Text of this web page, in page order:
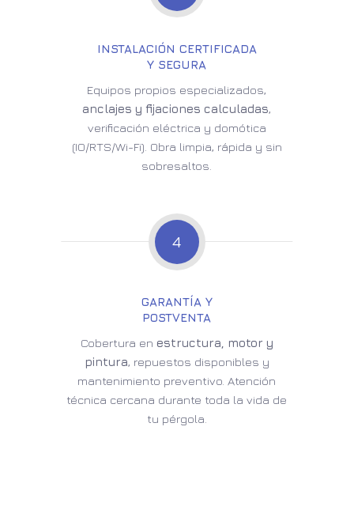
INSTALACIÓN CERTIFICADA
Y SEGURA
Equipos propios especializados,
anclajes y fijaciones calculadas,
verificación eléctrica y domótica
(IO/RTS/Wi-Fi). Obra limpia, rápida y sin
sobresaltos.
4
GARANTÍA Y
POSTVENTA
Cobertura en estructura, motor y
pintura, repuestos disponibles y
mantenimiento preventivo. Atención
técnica cercana durante toda la vida de
tu pérgola.